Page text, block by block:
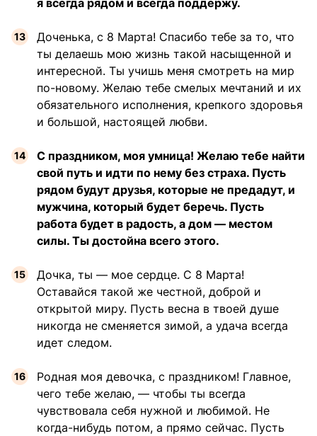
я всегда рядом и всегда поддержу.
Доченька, с 8 Марта! Спасибо тебе за то, что
ты делаешь мою жизнь такой насыщенной и
интересной. Ты учишь меня смотреть на мир
по-новому. Желаю тебе смелых мечтаний и их
обязательного исполнения, крепкого здоровья
и большой, настоящей любви.
С праздником, моя умница! Желаю тебе найти
свой путь и идти по нему без страха. Пусть
рядом будут друзья, которые не предадут, и
мужчина, который будет беречь. Пусть
работа будет в радость, а дом — местом
силы. Ты достойна всего этого.
Дочка, ты — мое сердце. С 8 Марта!
Оставайся такой же честной, доброй и
открытой миру. Пусть весна в твоей душе
никогда не сменяется зимой, а удача всегда
идет следом.
Родная моя девочка, с праздником! Главное,
чего тебе желаю, — чтобы ты всегда
чувствовала себя нужной и любимой. Не
когда-нибудь потом, а прямо сейчас. Пусть